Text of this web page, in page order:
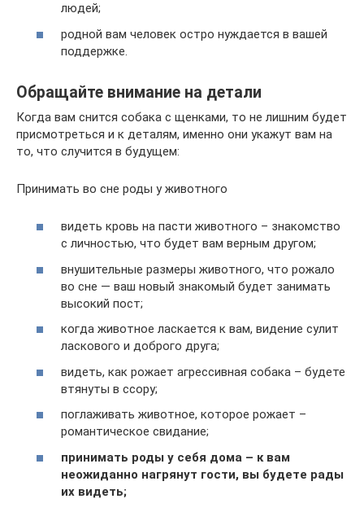
людей;
родной вам человек остро нуждается в вашей
поддержке.
Обращайте внимание на детали
Когда вам снится собака с щенками, то не лишним будет
присмотреться и к деталям, именно они укажут вам на
то, что случится в будущем:
Принимать во сне роды у животного
видеть кровь на пасти животного – знакомство
с личностью, что будет вам верным другом;
внушительные размеры животного, что рожало
во сне — ваш новый знакомый будет занимать
высокий пост;
когда животное ласкается к вам, видение сулит
ласкового и доброго друга;
видеть, как рожает агрессивная собака – будете
втянуты в ссору;
поглаживать животное, которое рожает –
романтическое свидание;
принимать роды у себя дома – к вам
неожиданно нагрянут гости, вы будете рады
их видеть;